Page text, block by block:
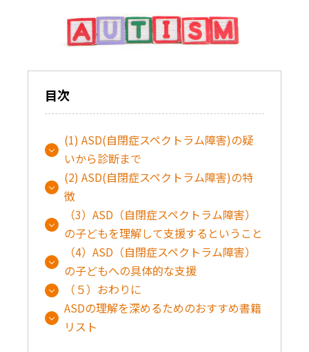
目次
(1) ASD(自閉症スペクトラム障害)の疑
いから診断まで
(2) ASD(自閉症スペクトラム障害)の特
徴
（3）ASD（自閉症スペクトラム障害）
の子どもを理解して支援するということ
（4）ASD（自閉症スペクトラム障害）
の子どもへの具体的な支援
（５）おわりに
ASDの理解を深めるためのおすすめ書籍
リスト